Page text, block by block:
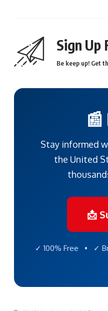
Sign
Be keep up! Get
📰
Stay informed
the United
📩
✓ 100% Free • ✓